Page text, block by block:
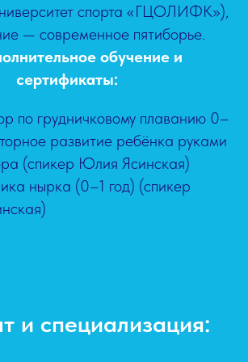
спорта «ГЦОЛИФК»),
— современное пятиборье.
обучение и
сертификаты:
по грудничковому плаванию 0–
развитие ребёнка руками
(спикер Юлия Ясинская)
нырка (0–1 год) (спикер
и специализация: